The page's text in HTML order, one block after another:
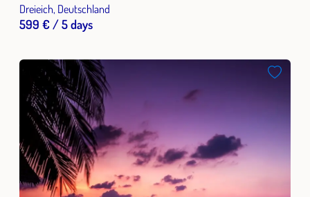
Dreieich, Deutschland
599 € / 5 days